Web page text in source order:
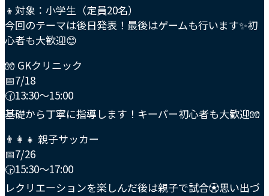
👦対象：小学生（定員20名）
今回のテーマは後日発表！最後はゲームも行います✨初
心者も大歓迎😊
🧤 GKクリニック
📅7/18
🕜13:30〜15:00
基礎から丁寧に指導します！キーパー初心者も大歓迎🧤
👨‍👩‍👧 親子サッカー
📅7/26
🕞15:30〜17:00
レクリエーションを楽しんだ後は親子で試合⚽️思い出づ